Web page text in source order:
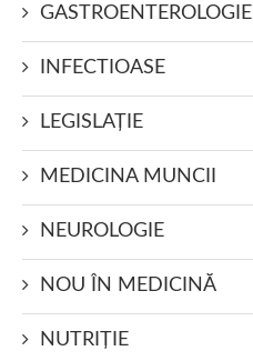
GASTROENTEROLOGIE
INFECTIOASE
LEGISLAŢIE
MEDICINA MUNCII
NEUROLOGIE
NOU ÎN MEDICINĂ
NUTRIŢIE